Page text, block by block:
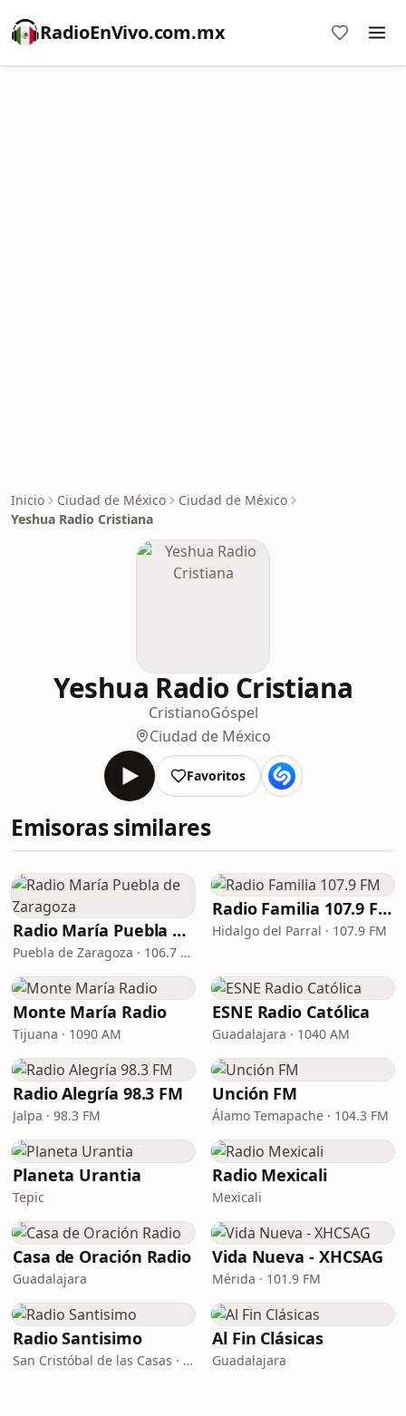
RadioEnVivo.com.mx
Inicio Ciudad de México
Ciudad de México
Yeshua Radio Cristiana
Yeshua Radio Cristiana
CristianoGóspel
Ciudad de México
Favoritos
Emisoras similares
Radio María Puebla de Zaragoza
Puebla de Zaragoza · 106.7 FM
Radio Familia 107.9 FM
Hidalgo del Parral · 107.9 FM
Monte María Radio
Tijuana · 1090 AM
ESNE Radio Católica
Guadalajara · 1040 AM
Radio Alegría 98.3 FM
Jalpa · 98.3 FM
Unción FM
Álamo Temapache · 104.3 FM
Planeta Urantia
Tepic
Radio Mexicali
Mexicali
Casa de Oración Radio
Guadalajara
Vida Nueva - XHCSAG
Mérida · 101.9 FM
Radio Santisimo
San Cristóbal de las Casas · 104.9 FM
Al Fin Clásicas
Guadalajara